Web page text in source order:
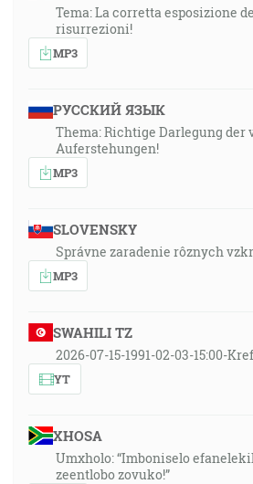
Tema: La corretta esposizione
risurrezioni!
MP3
РУССКИЙ ЯЗЫК
Thema: Richtige Darlegung der
Auferstehungen!
MP3
SLOVENSKY
Správne zaradenie rôznych
MP3
SWAHILI TZ
2026-07-15-1991-02-03-15:00-
YT
XHOSA
Umxholo: “Imboniselo
zeentlobo zovuko!”